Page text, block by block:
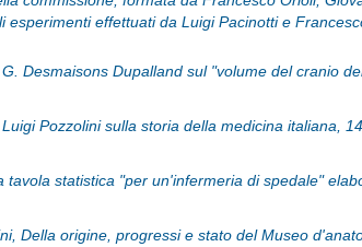
esperimenti effettuati da Luigi Pacinotti e
Desmaisons Dupalland sul "volume del cranio
Pozzolini sulla storia della medicina italiana,
tavola statistica "per un'infermeria di spedale"
Della origine, progressi e stato del Museo